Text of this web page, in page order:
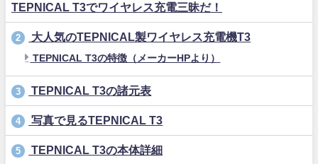
TEPNICAL T3でワイヤレス充電三昧だ！
2 大人気のTEPNICAL製ワイヤレス充電機T3
TEPNICAL T3の特徴（メーカーHPより）
3 TEPNICAL T3の諸元表
4 写真で見るTEPNICAL T3
5 TEPNICAL T3の本体詳細